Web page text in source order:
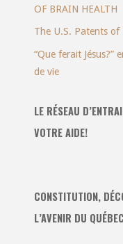
OF BRAIN HEALTH
The U.S. Patents of
“Que ferait
de vie
LE RÉSEAU
VOTRE AIDE!
CONSTITUTION,
L’AVENIR DU